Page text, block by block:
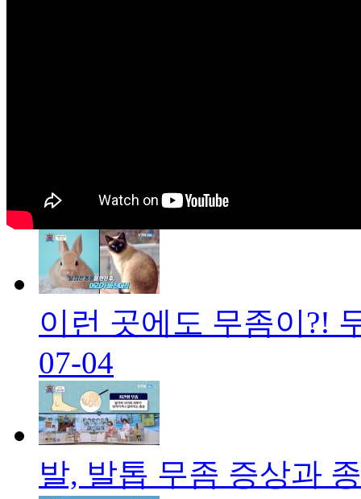
이런 곳에도 무좀이?!
07-04
발, 발톱 무좀 증상과